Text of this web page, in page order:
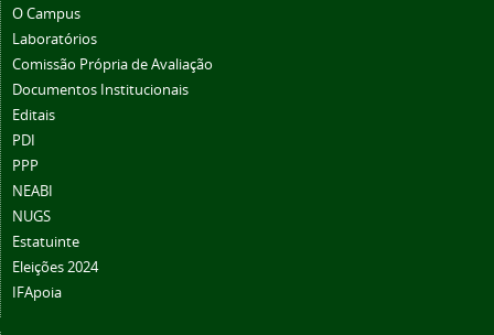
O Campus
Laboratórios
Comissão Própria de Avaliação
Documentos Institucionais
Editais
PDI
PPP
NEABI
NUGS
Estatuinte
Eleições 2024
IFApoia